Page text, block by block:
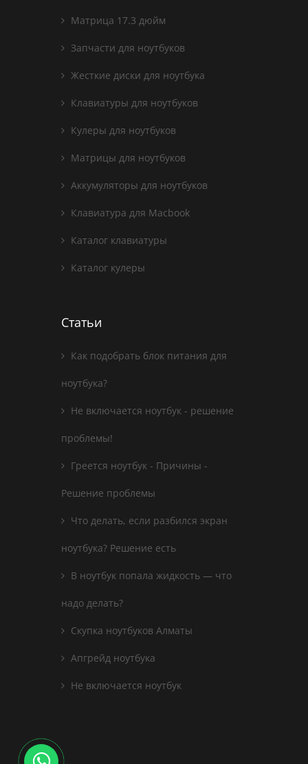
Матрица 17.3 дюйм
Запчасти для ноутбуков
Жесткие диски для ноутбука
Клавиатуры для ноутбуков
Кулеры для ноутбуков
Матрицы для ноутбуков
Аккумуляторы для ноутбуков
Клавиатура для Macbook
Каталог клавиатуры
Каталог кулеры
Статьи
Как подобрать блок питания для
ноутбука?
Не включается ноутбук - решение
проблемы!
Греется ноутбук - Причины -
Решение проблемы
Что делать, если разбился экран
ноутбука? Решение есть
В ноутбук попала жидкость — что
надо делать?
Скупка ноутбуков Алматы
Апгрейд ноутбука
Не включается ноутбук